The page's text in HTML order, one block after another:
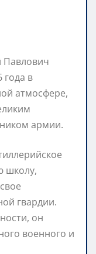
Павлович
года в
атмосфере,
армии.
школу,
гвардии.
он
военного и